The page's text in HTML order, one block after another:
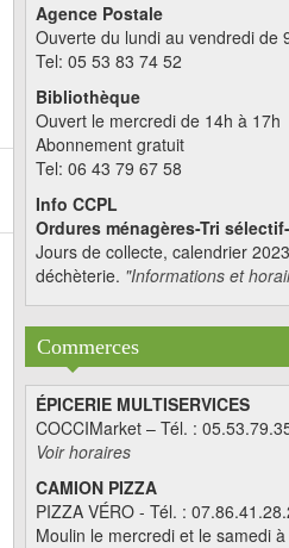
Agence Postale
Ouverte du lundi au vendredi de
Tel: 05 53 83 74 52
Bibliothèque
Ouvert le mercredi de 14h à 17h
Abonnement gratuit
Tel: 06 43 79 67 58
Info CCPL
Ordures ménagères-Tri
Jours de collecte, calendrier
déchèterie. "Informations et
Commerces
ÉPICERIE MULTISERVICES
COCCIMarket – Tél. :
Voir horaires
CAMION PIZZA
PIZZA VÉRO - Tél. :
Moulin le mercredi et le samedi